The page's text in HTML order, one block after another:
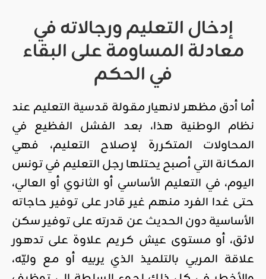
إدخال التعليم ورجالاته في
معادلة المساومة على البقاء
في الحكم
أما أدق مظهر لانهيار مقولة قدسية التعليم عند
نظام الوطنية هذا، بعد الفشل الفظيع في
المحاولات المتكررة لإصلاح التعليم، فهي
المكانة التي أصبح يحتلها رجل التعليم في تونس
اليوم، في التعليم الأساسي أو الثانوي أو العالي،
حتى غدا الفرد منهم غير قادر على توفير حاجاته
الأساسية دون الحديث عن قدرته على توفير سكن
لائق، أو مستوى عيش كريم علاوة على تدهور
علاقة المربي بالتلميذ الذي يربيه أو مع وليّه،